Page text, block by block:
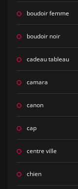
boudoir femme
boudoir noir
cadeau tableau
camara
canon
cap
centre ville
chien